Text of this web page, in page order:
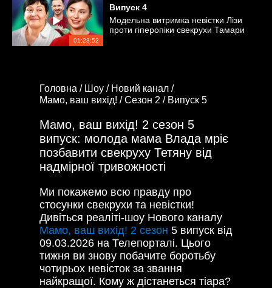
01:23:52
Випуск 4
Модельна витримка невістки Лізи
проти гіперопіки свекрухи Тамари
Головна / Шоу / Новий канал /
Мамо, ваш вихід! /Сезон 2 / Випуск 5
Мамо, ваш вихід! 2 сезон 5
випуск: молода мама Влада мріє
позбавити свекруху Тетяну від
надмірної тривожності
Ми покажемо всю правду про
стосунки свекрухи та невістки!
Дивіться реаліті-шоу Нового каналу
Мамо, ваш вихід! 2 сезон 5 випуск від
09.03.2026 на Телепорталі. Цього
тижня ви знову побачите боротьбу
чотирьох невісток за звання
найкращої. Кому ж дістанеться тіара?